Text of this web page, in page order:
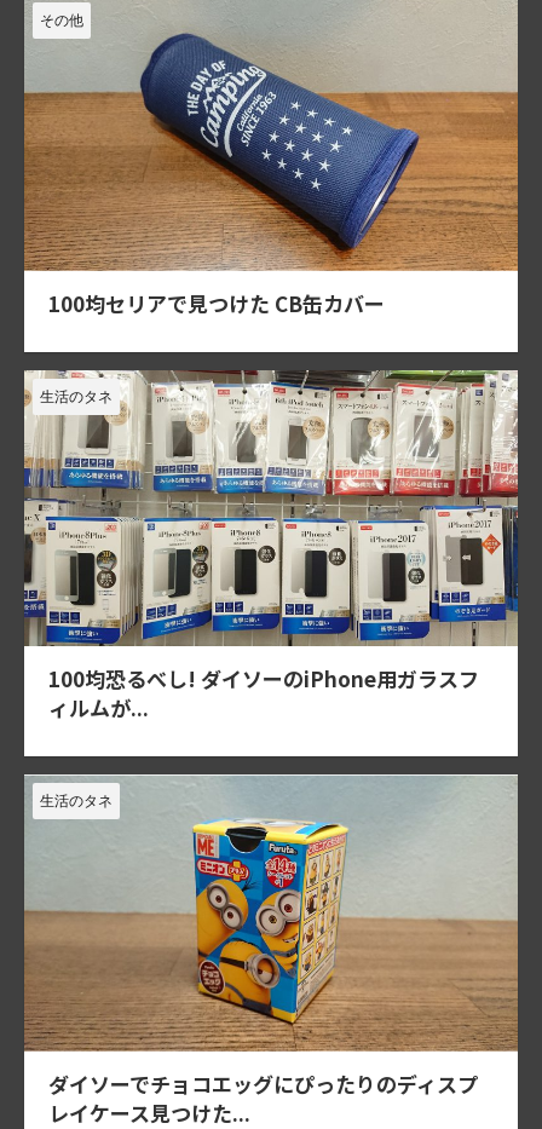
その他
100均セリアで見つけた CB缶カバー
生活のタネ
100均恐るべし! ダイソーのiPhone用ガラスフ
ィルムが...
生活のタネ
ダイソーでチョコエッグにぴったりのディスプ
レイケース見つけた...